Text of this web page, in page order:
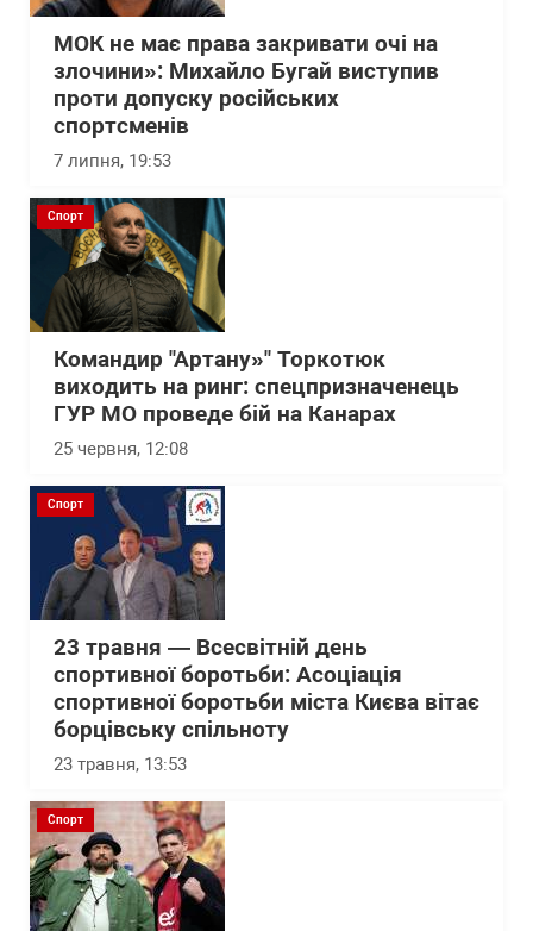
МОК не має права закривати очі на
злочини»: Михайло Бугай виступив
проти допуску російських
спортсменів
7 липня, 19:53
Спорт
Командир "Артану»" Торкотюк
виходить на ринг: спецпризначенець
ГУР МО проведе бій на Канарах
25 червня, 12:08
Спорт
23 травня — Всесвітній день
спортивної боротьби: Асоціація
спортивної боротьби міста Києва вітає
борцівську спільноту
23 травня, 13:53
Спорт